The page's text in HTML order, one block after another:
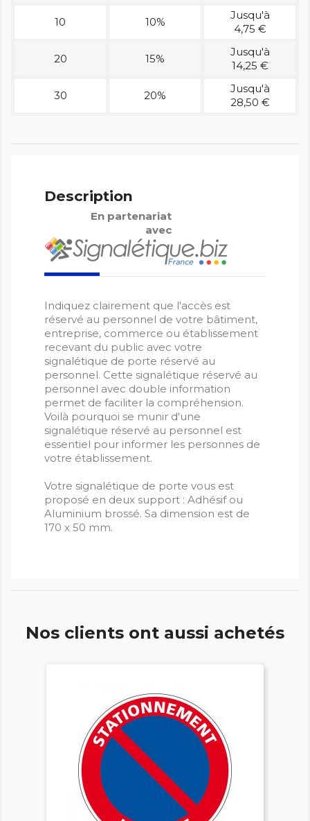
10 10%
Jusqu'à
4,75 €
20 15%
Jusqu'à
14,25 €
30 20%
Jusqu'à
28,50 €
Description
En partenariat
avec
Indiquez clairement que l'accès est
réservé au personnel de votre bâtiment,
entreprise, commerce ou établissement
recevant du public avec votre
signalétique de porte réservé au
personnel. Cette signalétique réservé au
personnel avec double information
permet de faciliter la compréhension.
Voilà pourquoi se munir d'une
signalétique réservé au personnel est
essentiel pour informer les personnes de
votre établissement.
Votre signalétique de porte vous est
proposé en deux support : Adhésif ou
Aluminium brossé. Sa dimension est de
170 x 50 mm.
Nos clients ont aussi achetés